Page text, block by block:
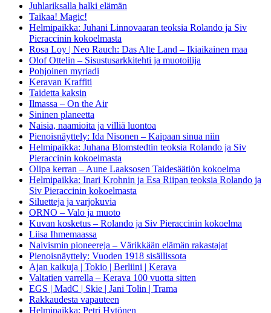
Juhlariksalla halki elämän
Taikaa! Magic!
Helmipaikka: Juhani Linnovaaran teoksia Rolando ja Siv
Pieraccinin kokoelmasta
Rosa Loy | Neo Rauch: Das Alte Land – Ikiaikainen maa
Olof Ottelin – Sisustusarkkitehti ja muotoilija
Pohjoinen myriadi
Keravan Kraffiti
Taidetta kaksin
Ilmassa – On the Air
Sininen planeetta
Naisia, naamioita ja villiä luontoa
Pienoisnäyttely: Ida Nisonen – Kaipaan sinua niin
Helmipaikka: Juhana Blomstedtin teoksia Rolando ja Siv
Pieraccinin kokoelmasta
Olipa kerran – Aune Laaksosen Taidesäätiön kokoelma
Helmipaikka: Inari Krohnin ja Esa Riipan teoksia Rolando ja
Siv Pieraccinin kokoelmasta
Siluetteja ja varjokuvia
ORNO – Valo ja muoto
Kuvan kosketus – Rolando ja Siv Pieraccinin kokoelma
Liisa Ihmemaassa
Naivismin pioneereja – Värikkään elämän rakastajat
Pienoisnäyttely: Vuoden 1918 sisällissota
Ajan kaikuja | Tokio | Berliini | Kerava
Valtatien varrella – Kerava 100 vuotta sitten
EGS | MadC | Skie | Jani Tolin | Trama
Rakkaudesta vapauteen
Helmipaikka: Petri Hytönen